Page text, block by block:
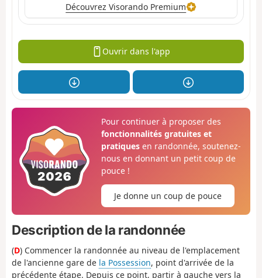
Découvrez Visorando Premium
Ouvrir dans l'app
Pour continuer à proposer des
fonctionnalités gratuites et
pratiquesen randonnée, soutenez-
nous en donnant un petit coup de
pouce !
Je donne un coup de pouce
Description de la randonnée
(D) Commencer la randonnée au niveau de l'emplacement
de l'ancienne gare de la Possession, point d'arrivée de la
précédente étape. Depuis ce point, partir à gauche vers la